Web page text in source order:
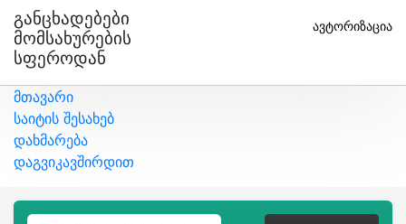
Განცხადებები
Მომსახურების
Სფეროდან
ავტორიზაცია
მთავარი
საიტის შესახებ
დახმარება
დაგვიკავშირდით